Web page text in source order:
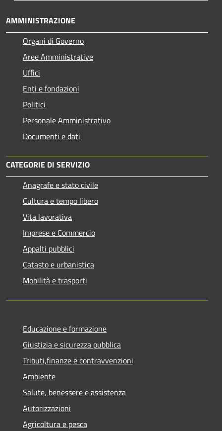
AMMINISTRAZIONE
Organi di Governo
Aree Amministrative
Uffici
Enti e fondazioni
Politici
Personale Amministrativo
Documenti e dati
CATEGORIE DI SERVIZIO
Anagrafe e stato civile
Cultura e tempo libero
Vita lavorativa
Imprese e Commercio
Appalti pubblici
Catasto e urbanistica
Mobilità e trasporti
Educazione e formazione
Giustizia e sicurezza pubblica
Tributi,finanze e contravvenzioni
Ambiente
Salute, benessere e assistenza
Autorizzazioni
Agricoltura e pesca